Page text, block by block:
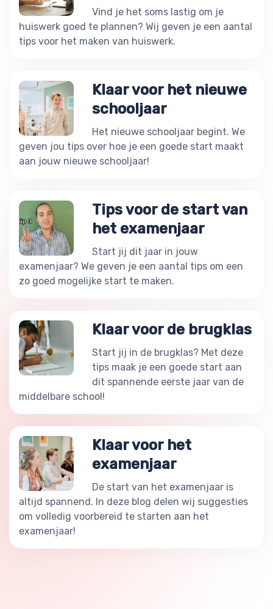
Vind je het soms lastig om je
huiswerk goed te plannen? Wij geven je een aantal
tips voor het maken van huiswerk.
Klaar voor het nieuwe
schooljaar
Het nieuwe schooljaar begint. We
geven jou tips over hoe je een goede start maakt
aan jouw nieuwe schooljaar!
Tips voor de start van
het examenjaar
Start jij dit jaar in jouw
examenjaar? We geven je een aantal tips om een
zo goed mogelijke start te maken.
Klaar voor de brugklas
Start jij in de brugklas? Met deze
tips maak je een goede start aan
dit spannende eerste jaar van de
middelbare school!
Klaar voor het
examenjaar
De start van het examenjaar is
altijd spannend. In deze blog delen wij suggesties
om volledig voorbereid te starten aan het
examenjaar!